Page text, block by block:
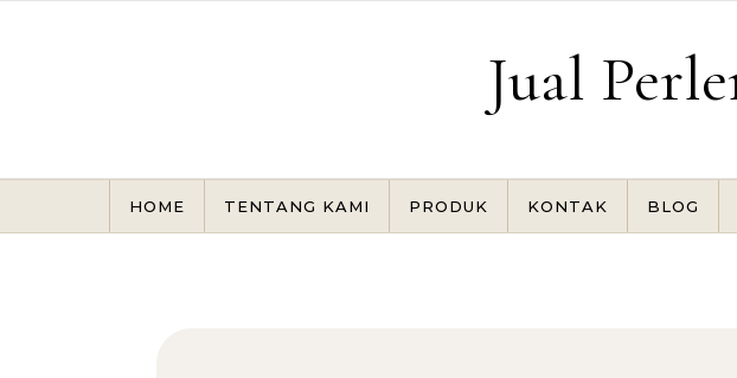
Jual
HOME TENTANG KAMI PRODUK KONTAK BLOG